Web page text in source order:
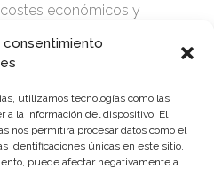
consentimiento
utilizamos tecnologías como las
a la información del dispositivo. El
nos permitirá procesar datos como el
identificaciones únicas en este sitio.
puede afectar negativamente a
económicos y
conveniente por la
de una cláusula de
como cauce
como el arbitraje o los